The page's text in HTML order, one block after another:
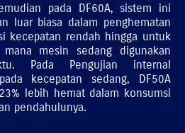
pada DF60A, sistem ini
luar biasa dalam penghematan
kecepatan rendah hingga untuk
mesin sedang digunakan
Pada Pengujian internal
kecepatan sedang, DF50A
lebih hemat dalam konsumsi
pendahulunya.